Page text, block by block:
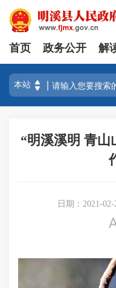
首页 政务公开 解
“明溪溪明 青山
日期：2021-02-